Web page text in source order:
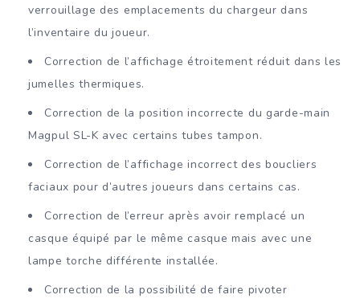
verrouillage des emplacements du chargeur dans
l’inventaire du joueur.
Correction de l’affichage étroitement réduit dans les
jumelles thermiques.
Correction de la position incorrecte du garde-main
Magpul SL-K avec certains tubes tampon.
Correction de l’affichage incorrect des boucliers
faciaux pour d’autres joueurs dans certains cas.
Correction de l’erreur après avoir remplacé un
casque équipé par le même casque mais avec une
lampe torche différente installée.
Correction de la possibilité de faire pivoter